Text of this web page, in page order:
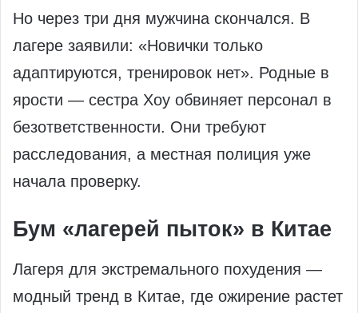
Но через три дня мужчина скончался. В
лагере заявили: «Новички только
адаптируются, тренировок нет». Родные в
ярости — сестра Хоу обвиняет персонал в
безответственности. Они требуют
расследования, а местная полиция уже
начала проверку.
Бум «лагерей пыток» в Китае
Лагеря для экстремального похудения —
модный тренд в Китае, где ожирение растет